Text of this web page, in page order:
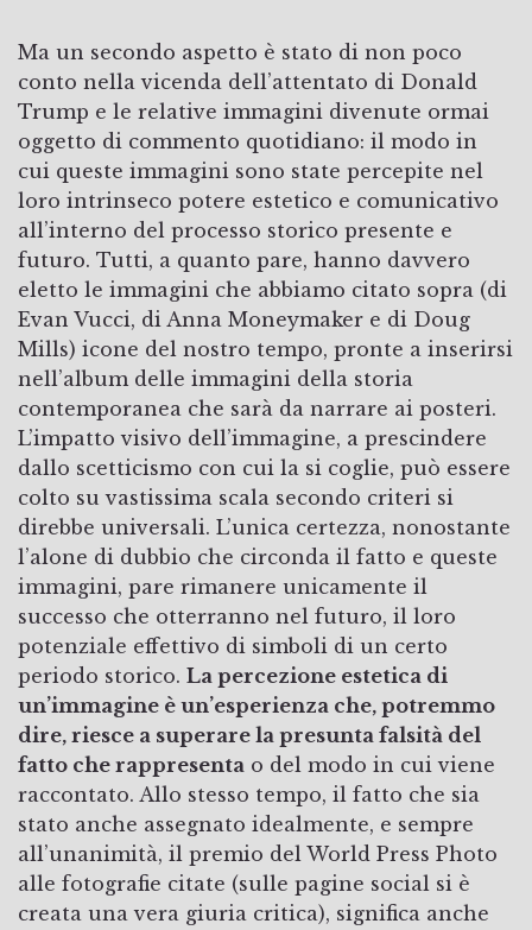
Ma un secondo aspetto è stato di non poco
conto nella vicenda dell’attentato di Donald
Trump e le relative immagini divenute ormai
oggetto di commento quotidiano: il modo in
cui queste immagini sono state percepite nel
loro intrinseco potere estetico e comunicativo
all’interno del processo storico presente e
futuro. Tutti, a quanto pare, hanno davvero
eletto le immagini che abbiamo citato sopra (di
Evan Vucci, di Anna Moneymaker e di Doug
Mills) icone del nostro tempo, pronte a inserirsi
nell’album delle immagini della storia
contemporanea che sarà da narrare ai posteri.
L’impatto visivo dell’immagine, a prescindere
dallo scetticismo con cui la si coglie, può essere
colto su vastissima scala secondo criteri si
direbbe universali. L’unica certezza, nonostante
l’alone di dubbio che circonda il fatto e queste
immagini, pare rimanere unicamente il
successo che otterranno nel futuro, il loro
potenziale effettivo di simboli di un certo
periodo storico. La percezione estetica di
un’immagine è un’esperienza che, potremmo
dire, riesce a superare la presunta falsità del
fatto che rappresenta o del modo in cui viene
raccontato. Allo stesso tempo, il fatto che sia
stato anche assegnato idealmente, e sempre
all’unanimità, il premio del World Press Photo
alle fotografie citate (sulle pagine social si è
creata una vera giuria critica), significa anche